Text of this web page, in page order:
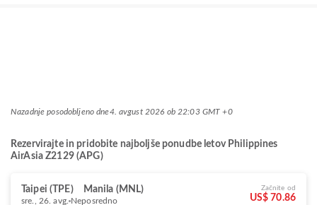
Nazadnje posodobljeno dne4. avgust 2026 ob 22:03 GMT +0
Rezervirajte in pridobite najboljše ponudbe letov Philippines
AirAsia Z2129 (APG)
Taipei (TPE) Manila (MNL)
sre., 26. avg. Neposredno
Začnite od
US$ 70.86